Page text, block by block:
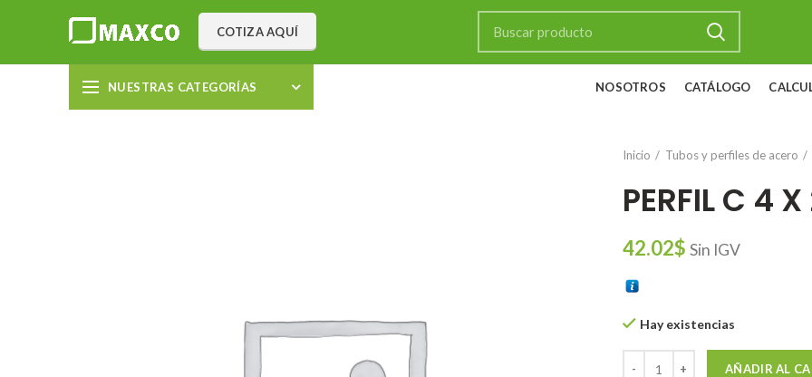
COTIZA AQUÍ
NUESTRAS CATEGORÍAS NOSOTROS CATÁLOGO
Inicio Tubos y perfiles de acero
PERFIL C 4
42.02$ Sin IGV
Hay existencias
AÑADIR AL